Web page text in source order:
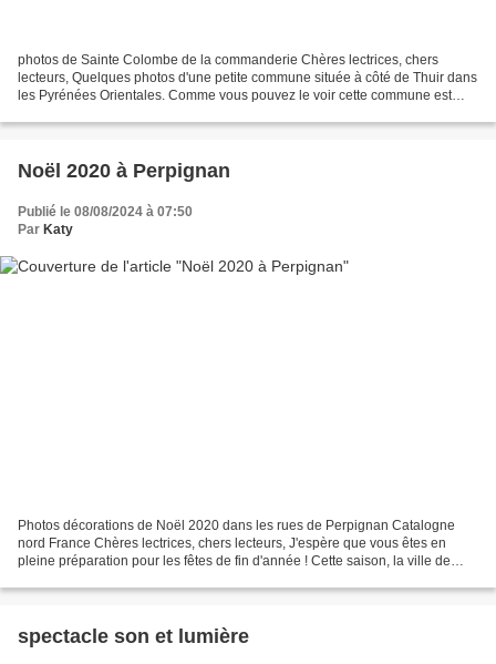
photos de Sainte Colombe de la commanderie Chères lectrices, chers
lecteurs, Quelques photos d'une petite commune située à côté de Thuir dans
les Pyrénées Orientales. Comme vous pouvez le voir cette commune est
Noël 2020 à Perpignan
Publié le 08/08/2024 à 07:50
Par Katy
Photos décorations de Noël 2020 dans les rues de Perpignan Catalogne
nord France Chères lectrices, chers lecteurs, J'espère que vous êtes en
pleine préparation pour les fêtes de fin d'année ! Cette saison, la ville de
spectacle son et lumière